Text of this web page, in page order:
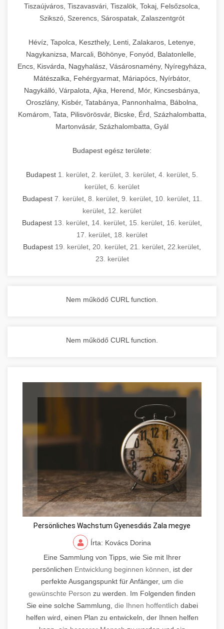
Tiszaújváros, Tiszavasvári, Tiszalök, Tokaj, Felsőzsolca,
Szikszó, Szerencs, Sárospatak, Zalaszentgrót
Hévíz, Tapolca, Keszthely, Lenti, Zalakaros, Letenye,
Nagykanizsa, Marcali, Böhönye, Fonyód, Balatonlelle,
Encs, Kisvárda, Nagyhalász, Vásárosnamény, Nyíregyháza,
Mátészalka, Fehérgyarmat, Máriapócs, Nyírbátor,
Nagykálló, Várpalota, Ajka, Herend, Mór, Kincsesbánya,
Oroszlány, Kisbér, Tatabánya, Pannonhalma, Bábolna,
Komárom, Tata, Pilisvörösvár, Bicske, Érd, Százhalombatta,
Martonvásár, Százhalombatta, Gyál
Budapest egész területe:
Budapest 1. kerület 2. kerület 3. kerület 4. kerület 5.
kerület 6. kerület
Budapest 7. kerület, 8. kerület, 9. kerület, 10. kerület, 11.
kerület 12. kerület
Budapest 13. kerület 14. kerület 15. kerület 16. kerület
17. kerület 18. kerület
Budapest 19. kerület 20. kerület 21. kerület 22.kerület
23. kerület
Nem működő CURL function.
Nem működő CURL function.
Persönliches Wachstum Gyenesdiás Zala megye
Írta: Kovács Dorina
Eine Sammlung von Tipps, wie Sie mit Ihrer
persönlichen Entwicklung beginnen können, ist der
perfekte Ausgangspunkt für Anfänger, um die
gewünschte Person zu werden. Im Folgenden finden
Sie eine solche Sammlung, die Ihnen hoffentlich dabei
helfen wird, einen Plan zu entwickeln, der Ihnen helfen